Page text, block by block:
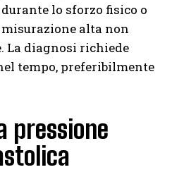
lo sforzo fisico o
alta non
La diagnosi richiede
tempo, preferibilmente
pressione